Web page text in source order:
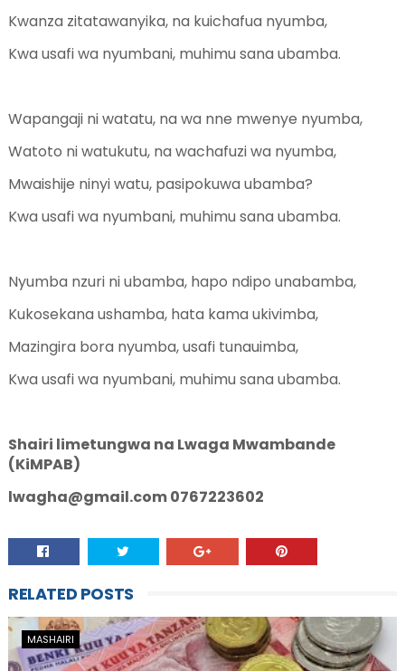
Kwanza zitatawanyika, na kuichafua nyumba,
Kwa usafi wa nyumbani, muhimu sana ubamba.
Wapangaji ni watatu, na wa nne mwenye nyumba,
Watoto ni watukutu, na wachafuzi wa nyumba,
Mwaishije ninyi watu, pasipokuwa ubamba?
Kwa usafi wa nyumbani, muhimu sana ubamba.
Nyumba nzuri ni ubamba, hapo ndipo unabamba,
Kukosekana ushamba, hata kama ukivimba,
Mazingira bora nyumba, usafi tunauimba,
Kwa usafi wa nyumbani, muhimu sana ubamba.
Shairi limetungwa na Lwaga Mwambande
(KiMPAB)
lwagha@gmail.com 0767223602
RELATED POSTS
MASHAIRI